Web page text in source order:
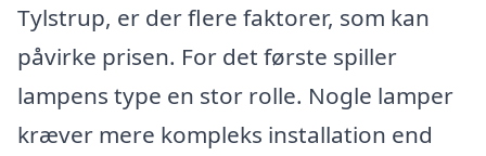
Tylstrup, er der flere faktorer, som kan
påvirke prisen. For det første spiller
lampens type en stor rolle. Nogle lamper
kræver mere kompleks installation end